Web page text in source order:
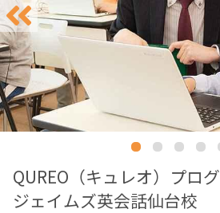
QUREO（キュレオ）プロ
ジェイムズ英会話仙台校